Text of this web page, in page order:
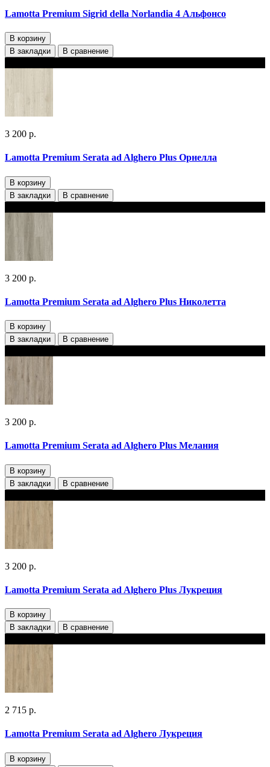
Lamotta Premium Sigrid della Norlandia 4 Альфонсо
В корзину
В закладки
В сравнение
3 200 р.
Lamotta Premium Serata ad Alghero Plus Орнелла
В корзину
В закладки
В сравнение
3 200 р.
Lamotta Premium Serata ad Alghero Plus Николетта
В корзину
В закладки
В сравнение
3 200 р.
Lamotta Premium Serata ad Alghero Plus Мелания
В корзину
В закладки
В сравнение
3 200 р.
Lamotta Premium Serata ad Alghero Plus Лукреция
В корзину
В закладки
В сравнение
2 715 р.
Lamotta Premium Serata ad Alghero Лукреция
В корзину